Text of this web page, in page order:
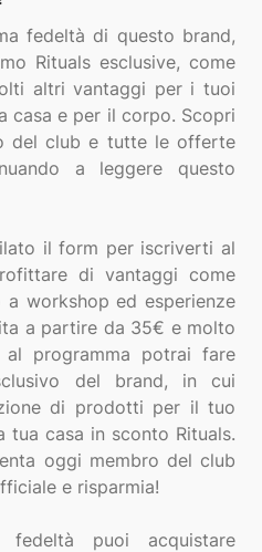
fedeltà di questo brand,
Rituals esclusive, come
altri vantaggi per i tuoi
casa e per il corpo. Scopri
del club e tutte le offerte
a leggere questo
il form per iscriverti al
di vantaggi come
a workshop ed esperienze
a partire da 35€ e molto
programma potrai fare
del brand, in cui
di prodotti per il tuo
tua casa in sconto Rituals.
oggi membro del club
e risparmia!
fedeltà puoi acquistare